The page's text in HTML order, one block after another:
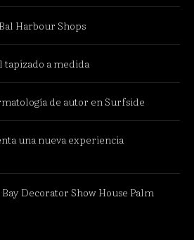
Harbour Shops
tapizado a medida
de autor en Surfside
una nueva experiencia
Decorator Show House Palm